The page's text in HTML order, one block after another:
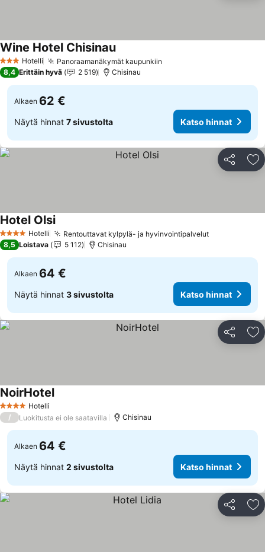
3 Tähtiluokitus
Hotelli Panoraamanäkymät kaupunkiin
Wine Hotel Chisinau
8,4 Erittäin hyvä 2 519 Chisinau
Alkaen 62 €
Näytä hinnat 7 sivustolta Katso hinnat
Jaa
4 Tähtiluokitus
Hotelli Rentouttavat kylpylä- ja hyvinvointipalvelut
Hotel Olsi
8,5 Loistava 5 112 Chisinau
Alkaen 64 €
Näytä hinnat 3 sivustolta Katso hinnat
Jaa
4 Tähtiluokitus
Hotelli
NoirHotel
/ Luokitusta ei ole saatavilla Chisinau
Alkaen 64 €
Näytä hinnat 2 sivustolta Katso hinnat
Jaa